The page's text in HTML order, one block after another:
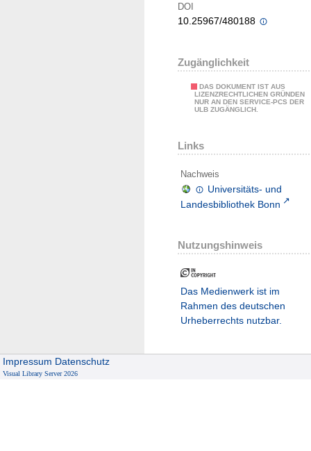
DOI
10.25967/480188
Zugänglichkeit
DAS DOKUMENT IST AUS
LIZENZRECHTLICHEN GRÜNDEN
NUR AN DEN SERVICE-PCS DER
ULB ZUGÄNGLICH.
Links
Nachweis
Universitäts- und
Landesbibliothek Bonn
Nutzungshinweis
Das Medienwerk ist im
Rahmen des deutschen
Urheberrechts nutzbar.
Impressum Datenschutz
Visual Library Server 2026